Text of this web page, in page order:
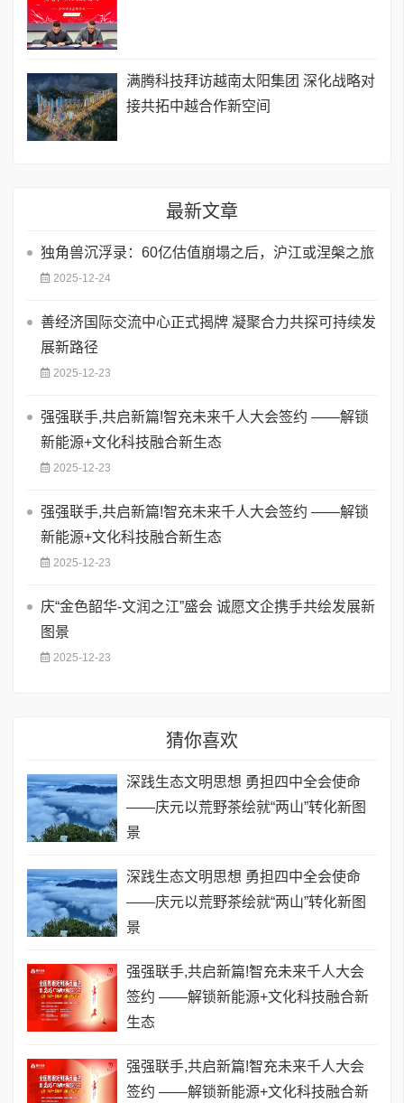
​满腾科技拜访越南太阳集团 深化战略对
接共拓中越合作新空间
最新文章
独角兽沉浮录：60亿估值崩塌之后，沪江或涅槃之旅
2025-12-24
善经济国际交流中心正式揭牌 凝聚合力共探可持续发
展新路径
2025-12-23
强强联手,共启新篇!智充未来千人大会签约 ——解锁
新能源+文化科技融合新生态
2025-12-23
强强联手,共启新篇!智充未来千人大会签约 ——解锁
新能源+文化科技融合新生态
2025-12-23
庆“金色韶华-文润之江”盛会 诚愿文企携手共绘发展新
图景
2025-12-23
猜你喜欢
深践生态文明思想 勇担四中全会使命
——庆元以荒野茶绘就“两山”转化新图
景
深践生态文明思想 勇担四中全会使命
——庆元以荒野茶绘就“两山”转化新图
景
强强联手,共启新篇!智充未来千人大会
签约 ——解锁新能源+文化科技融合新
生态
强强联手,共启新篇!智充未来千人大会
签约 ——解锁新能源+文化科技融合新